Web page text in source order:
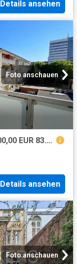
Details ansehen
Foto anschauen
Wohnung zum Kaufen in Köln 569.000,00 EUR 83.04 m²
Details ansehen
Foto anschauen